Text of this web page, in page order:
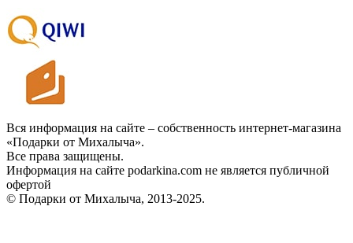
Вся информация на сайте – собственность интернет-магазина
«Подарки от Михалыча».
Все права защищены.
Информация на сайте podarkina.com не является публичной
офертой
© Подарки от Михалыча, 2013-2025.